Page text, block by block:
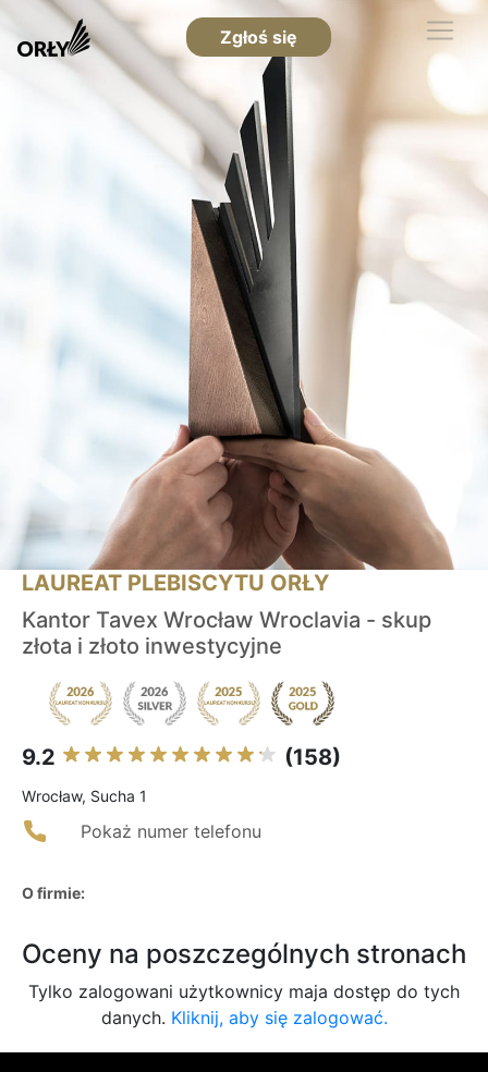
Zgłoś się
LAUREAT PLEBISCYTU ORŁY
Kantor Tavex Wrocław Wroclavia - skup
złota i złoto inwestycyjne
9.2 (158)
Wrocław, Sucha 1
Pokaż numer telefonu
O firmie:
Oceny na poszczególnych stronach
Tylko zalogowani użytkownicy maja dostęp do tych
danych. Kliknij, aby się zalogować.